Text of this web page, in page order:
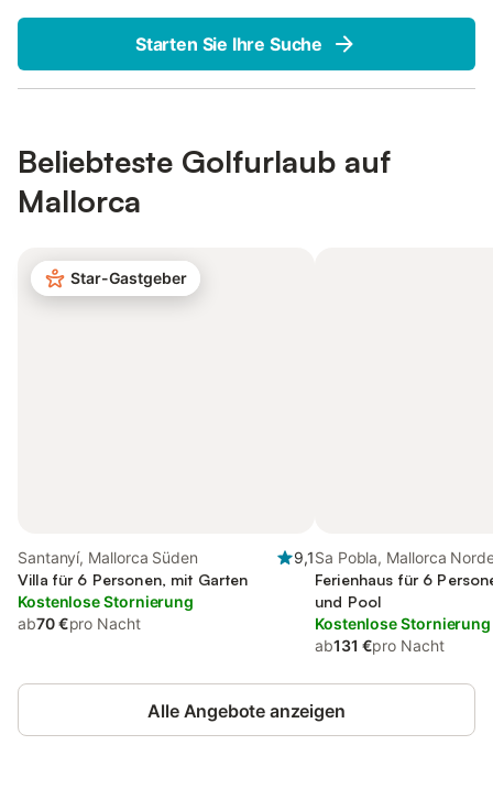
Starten Sie Ihre Suche
Beliebteste Golfurlaub auf
Mallorca
Star-Gastgeber
Santanyí, Mallorca Süden
9,1
Villa für 6 Personen, mit Garten
Kostenlose Stornierung
ab70 €pro Nacht
Sa Pobla, Mallorca
Ferienhaus für 6
und Pool
Kostenlose Stornierung
ab131 €pro Nacht
Alle Angebote anzeigen